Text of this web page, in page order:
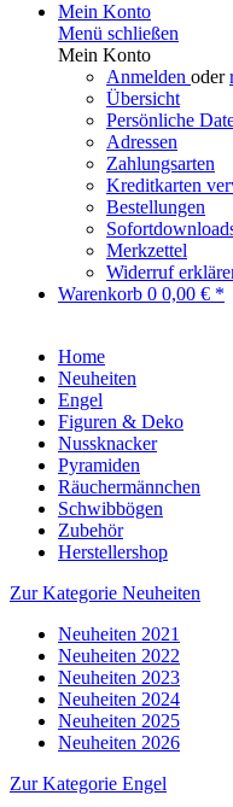
Mein Konto
Menü schließen
Mein Konto
Anmelden oder
Übersicht
Persönliche
Adressen
Zahlungsarten
Kreditkarten
Bestellungen
Merkzettel
Widerruf
Warenkorb 0 0,00 € *
Home
Neuheiten
Engel
Figuren & Deko
Nussknacker
Pyramiden
Räuchermännchen
Schwibbögen
Zubehör
Herstellershop
Zur Kategorie Neuheiten
Neuheiten 2021
Neuheiten 2022
Neuheiten 2023
Neuheiten 2024
Neuheiten 2025
Neuheiten 2026
Zur Kategorie Engel